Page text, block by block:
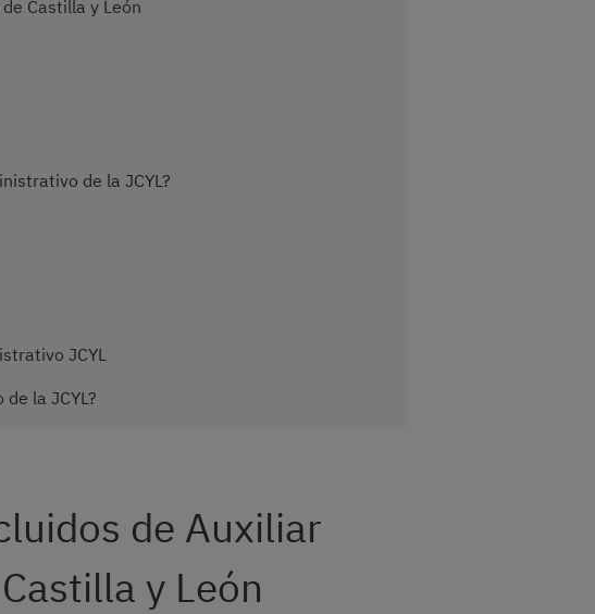
Castilla y León
de la JCYL?
JCYL
la JCYL?
de Auxiliar
y León